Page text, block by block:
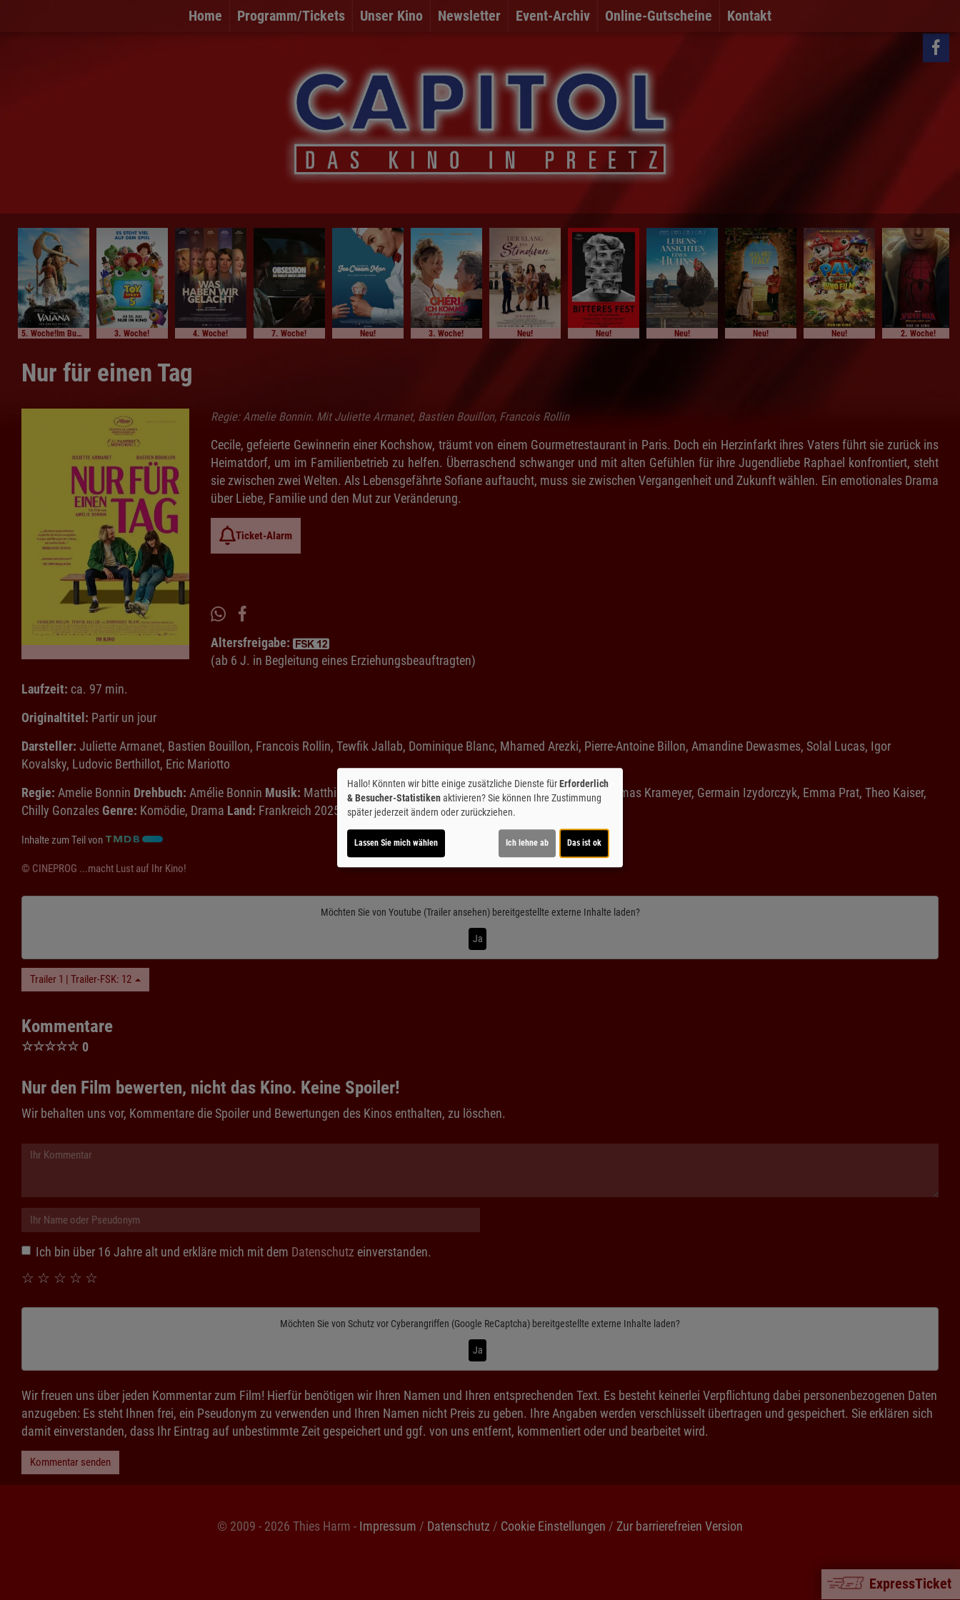
ExpressTicket
Home Programm/Tickets Unser Kino Newsletter Event-Archiv Online-Gutscheine Kontakt
5. Woche!Im Bundesstart 3. Woche! 4. Woche! 7. Woche! Neu! 3. Woche! Neu! Neu! Neu! Neu! Neu! 2. Woche!
Nur für einen Tag
Regie: Amelie Bonnin. Mit Juliette Armanet, Bastien Bouillon, Francois Rollin
Cecile, gefeierte Gewinnerin einer Kochshow, träumt von einem Gourmetrestaurant in Paris. Doch ein Herzinfarkt ihres Vaters führt sie zurück ins
Heimatdorf, um im Familienbetrieb zu helfen. Überraschend schwanger und mit alten Gefühlen für ihre Jugendliebe Raphael konfrontiert, steht
sie zwischen zwei Welten. Als Lebensgefährte Sofiane auftaucht, muss sie zwischen Vergangenheit und Zukunft wählen. Ein emotionales Drama
über Liebe, Familie und den Mut zur Veränderung.
Ticket-Alarm
Altersfreigabe:
(ab 6 J. in Begleitung eines Erziehungsbeauftragten)
Laufzeit: ca. 97 min.
Originaltitel: Partir un jour
Darsteller: Juliette Armanet, Bastien Bouillon, Francois Rollin, Tewfik Jallab, Dominique Blanc, Mhamed Arezki, Pierre-Antoine Billon, Amandine Dewasmes, Solal Lucas, Igor
Kovalsky, Ludovic Berthillot, Eric Mariotto
Regie: Amelie Bonnin Drehbuch: Amélie Bonnin Musik: Matthieu Sibony, Pauline Rambeau de Baralon, Keren Ann, Thomas Krameyer, Germain Izydorczyk, Emma Prat, Theo Kaiser,
Chilly Gonzales Genre: Komödie, Drama Land: Frankreich 2025 Verleih:Wild Bunch/Central
Inhalte zum Teil von
© CINEPROG ...macht Lust auf Ihr Kino!
Möchten Sie von Youtube (Trailer ansehen)bereitgestellte externe Inhalte laden?
Ja
Trailer 1 | Trailer-FSK: 12
Kommentare
☆☆☆☆☆ 0
Nur den Film bewerten, nicht das Kino. Keine Spoiler!
Wir behalten uns vor, Kommentare die Spoiler und Bewertungen des Kinos enthalten, zu löschen.
Ich bin über 16 Jahre alt und erkläre mich mit dem Datenschutz einverstanden.
☆
☆
☆
☆
☆
Möchten Sie von Schutz vor Cyberangriffen (Google ReCaptcha) bereitgestellte externe Inhalte laden?
Ja
Wir freuen uns über jeden Kommentar zum Film! Hierfür benötigen wir Ihren Namen und Ihren entsprechenden Text. Es besteht keinerlei Verpflichtung dabei personenbezogenen Daten
anzugeben: Es steht Ihnen frei, ein Pseudonym zu verwenden und Ihren Namen nicht Preis zu geben. Ihre Angaben werden verschlüsselt übertragen und gespeichert. Sie erklären sich
damit einverstanden, dass Ihr Eintrag auf unbestimmte Zeit gespeichert und ggf. von uns entfernt, kommentiert oder und bearbeitet wird.
Kommentar senden
© 2009 - 2026 Thies Harm - Impressum / Datenschutz / Cookie Einstellungen / Zur barrierefreien Version
Hallo! Könnten wir bitte einige zusätzliche Dienste fürErforderlich
& Besucher-Statistikenaktivieren? Sie können Ihre Zustimmung
später jederzeit ändern oder zurückziehen.
Lassen Sie mich wählen Ich lehne ab Das ist ok